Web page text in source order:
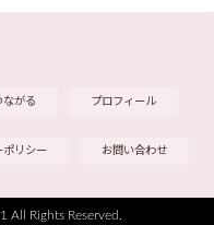
ながる プロフィール
ポリシー お問い合わせ
All Rights Reserved.